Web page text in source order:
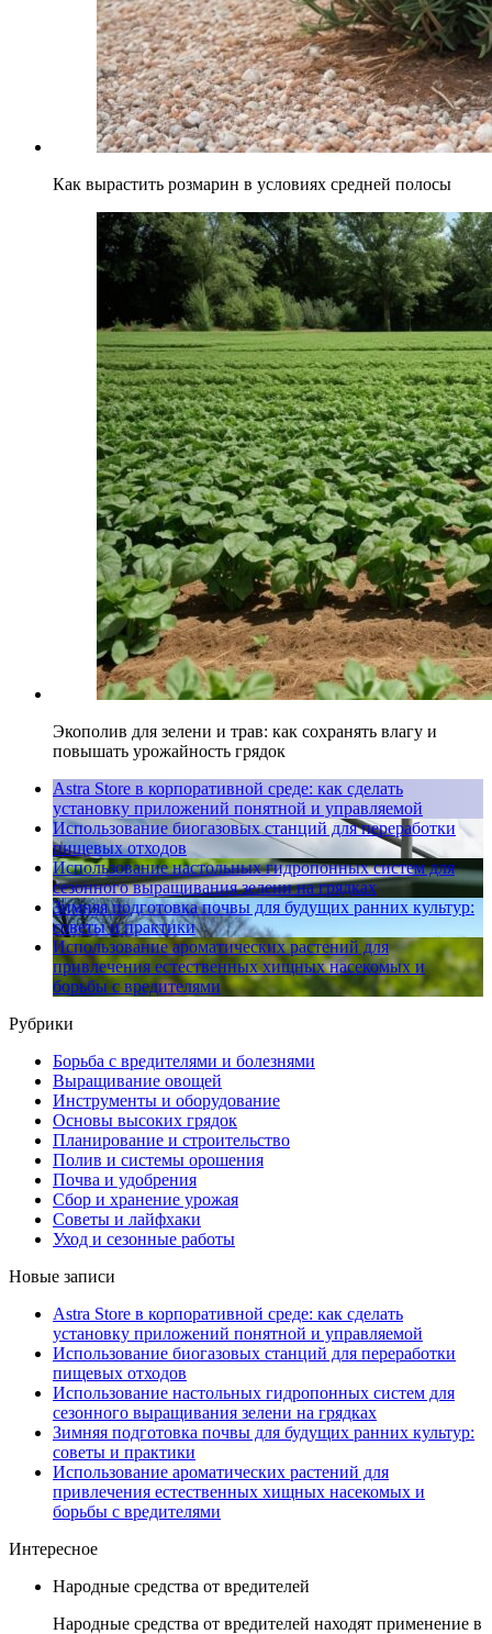
Как вырастить розмарин в условиях средней полосы
Экополив для зелени и трав: как сохранять влагу и
повышать урожайность грядок
Astra Store в корпоративной среде: как сделать
установку приложений понятной и управляемой
Использование биогазовых станций для переработки
пищевых отходов
Использование настольных гидропонных систем для
сезонного выращивания зелени на грядках
Зимняя подготовка почвы для будущих ранних культур:
советы и практики
Использование ароматических растений для
привлечения естественных хищных насекомых и
борьбы с вредителями
Рубрики
Борьба с вредителями и болезнями
Выращивание овощей
Инструменты и оборудование
Основы высоких грядок
Планирование и строительство
Полив и системы орошения
Почва и удобрения
Сбор и хранение урожая
Советы и лайфхаки
Уход и сезонные работы
Новые записи
Astra Store в корпоративной среде: как сделать
установку приложений понятной и управляемой
Использование биогазовых станций для переработки
пищевых отходов
Использование настольных гидропонных систем для
сезонного выращивания зелени на грядках
Зимняя подготовка почвы для будущих ранних культур:
советы и практики
Использование ароматических растений для
привлечения естественных хищных насекомых и
борьбы с вредителями
Интересное
Народные средства от вредителей
Народные средства от вредителей находят применение в